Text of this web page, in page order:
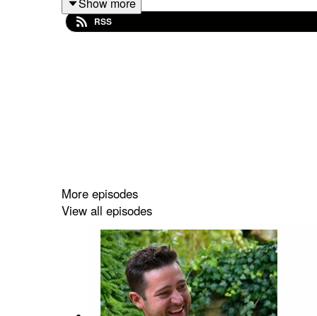
www.haarbazaardeluxe.be
RSS
More episodes
View all episodes